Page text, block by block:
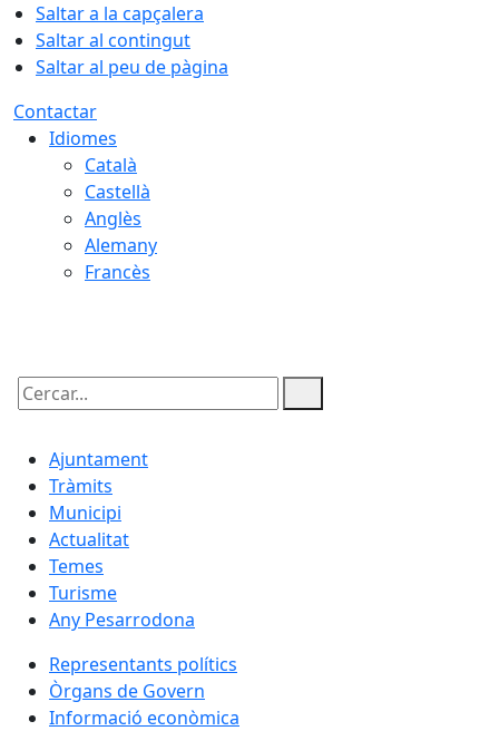
Saltar a la capçalera
Saltar al contingut
Saltar al peu de pàgina
Contactar
Idiomes
Català
Castellà
Anglès
Alemany
Francès
Cercar:
Ajuntament
Tràmits
Municipi
Actualitat
Temes
Turisme
Any Pesarrodona
Representants polítics
Òrgans de Govern
Informació econòmica